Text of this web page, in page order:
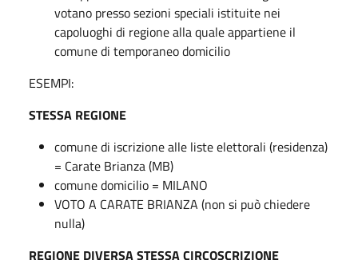
votano presso sezioni speciali istituite nei
capoluoghi di regione alla quale appartiene il
comune di temporaneo domicilio
ESEMPI:
STESSA REGIONE
comune di iscrizione alle liste elettorali (residenza)
= Carate Brianza (MB)
comune domicilio = MILANO
VOTO A CARATE BRIANZA (non si può chiedere
nulla)
REGIONE DIVERSA STESSA CIRCOSCRIZIONE